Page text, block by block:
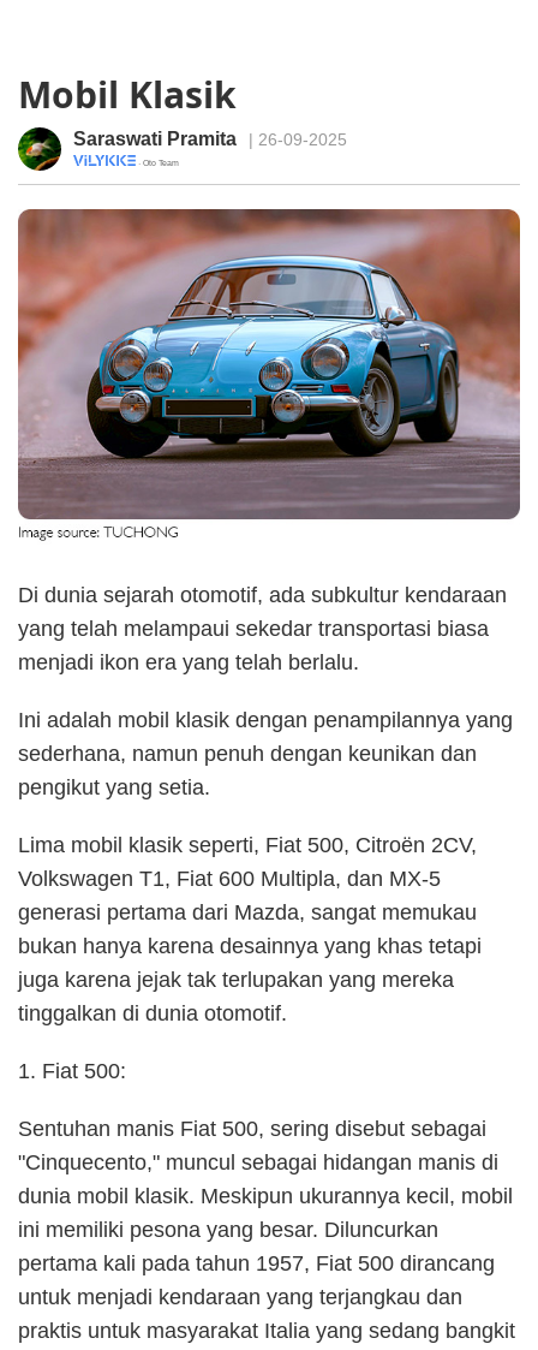
Mobil Klasik
Saraswati Pramita | 26-09-2025
· Oto Team
Di dunia sejarah otomotif, ada subkultur kendaraan
yang telah melampaui sekedar transportasi biasa
menjadi ikon era yang telah berlalu.
Ini adalah mobil klasik dengan penampilannya yang
sederhana, namun penuh dengan keunikan dan
pengikut yang setia.
Lima mobil klasik seperti, Fiat 500, Citroën 2CV,
Volkswagen T1, Fiat 600 Multipla, dan MX-5
generasi pertama dari Mazda, sangat memukau
bukan hanya karena desainnya yang khas tetapi
juga karena jejak tak terlupakan yang mereka
tinggalkan di dunia otomotif.
1. Fiat 500:
Sentuhan manis Fiat 500, sering disebut sebagai
"Cinquecento," muncul sebagai hidangan manis di
dunia mobil klasik. Meskipun ukurannya kecil, mobil
ini memiliki pesona yang besar. Diluncurkan
pertama kali pada tahun 1957, Fiat 500 dirancang
untuk menjadi kendaraan yang terjangkau dan
praktis untuk masyarakat Italia yang sedang bangkit